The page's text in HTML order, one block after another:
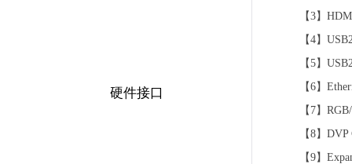
硬件接口
【3】
【4】
【5】
【6】
【7】
【8】
【9】